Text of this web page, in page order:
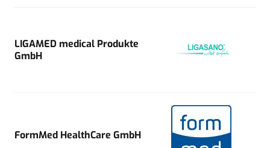
LIGAMED medical Produkte
GmbH
FormMed HealthCare GmbH